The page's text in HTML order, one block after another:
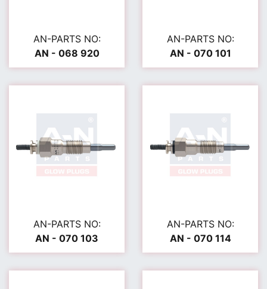
AN-PARTS NO:
AN - 068 920
AN-PARTS NO:
AN - 070 101
AN-PARTS NO:
AN - 070 103
AN-PARTS NO:
AN - 070 114